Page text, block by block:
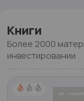
Книги
Более 2000
инвестировании